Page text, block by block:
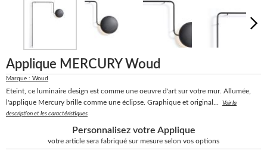
Applique MERCURY Woud
Marque : Woud
Eteint, ce luminaire design est comme une oeuvre d'art sur votre mur. Allumée,
l'applique Mercury brille comme une éclipse. Graphique et original...
Voir la
description et les caractéristiques
Personnalisez votre Applique
votre article sera fabriqué sur mesure selon vos options